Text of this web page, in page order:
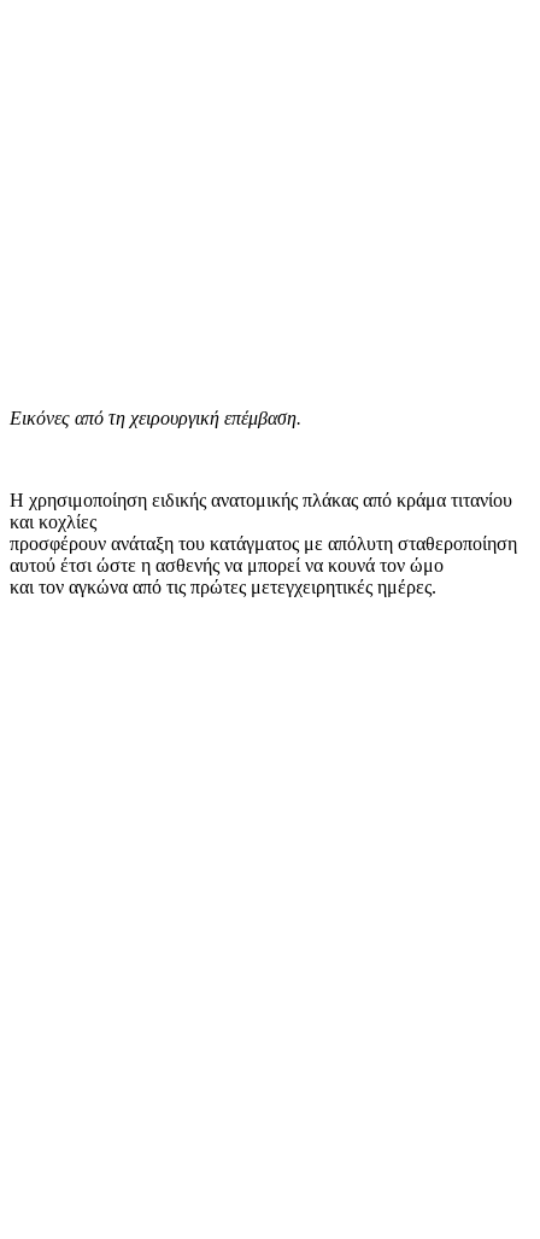
Eικόνες από τη χειρουργική επέμβαση.
Η χρησιμοποίηση ειδικής ανατομικής πλάκας από κράμα τιτανίου
και κοχλίες
προσφέρουν ανάταξη του κατάγματος με απόλυτη σταθεροποίηση
αυτού έτσι ώστε η ασθενής να μπορεί να κουνά τον ώμο
και τον αγκώνα από τις πρώτες μετεγχειρητικές ημέρες.